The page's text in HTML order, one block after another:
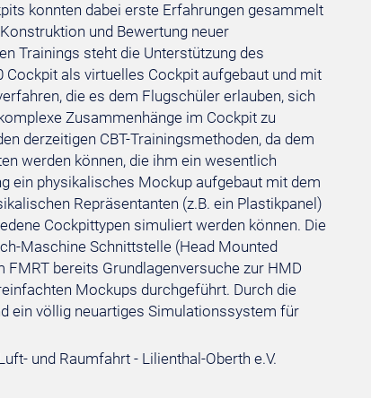
konnten dabei erste Erfahrungen gesammelt
und Bewertung neuer
Trainings steht die Unterstützung des
Cockpit als virtuelles Cockpit aufgebaut und mit
die es dem Flugschüler erlauben, sich
Zusammenhänge im Cockpit zu
derzeitigen CBT-Trainingsmethoden, da dem
werden können, die ihm ein wesentlich
ein physikalisches Mockup aufgebaut mit dem
Repräsentanten (z.B. ein Plastikpanel)
Cockpittypen simuliert werden können. Die
Maschine Schnittstelle (Head Mounted
FMRT bereits Grundlagenversuche zur HMD
Mockups durchgeführt. Durch die
ein völlig neuartiges Simulationssystem für
und Raumfahrt - Lilienthal-Oberth e.V.